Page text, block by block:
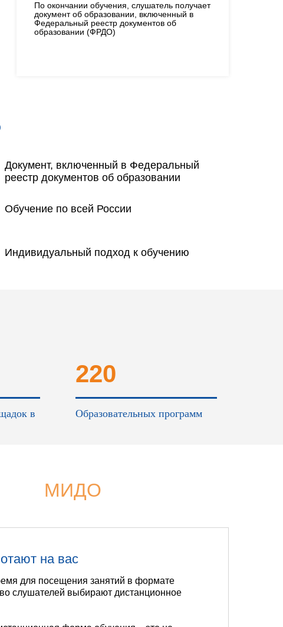
По окончании обучения, слушатель получает
документ об образовании, включенный в
Федеральный реестр документов об
образовании (ФРДО)
Документ, включенный в Федеральный
реестр документов об образовании
Обучение по всей России
Индивидуальный подход к обучению
в
220
Образовательных программ
МИДО
на вас
для посещения занятий в формате
слушателей выбирают дистанционное